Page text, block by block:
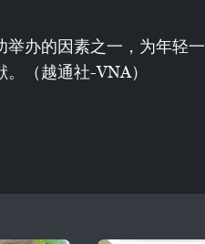
举办的因素之一，为年轻一
（越通社-VNA）